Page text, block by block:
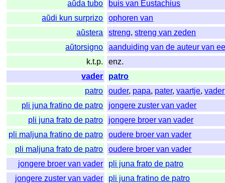
aŭda tubo
buis van Eustachius
aŭdi kun surprizo
ophoren van
aŭstera
streng,streng van zeden
aŭtorsigno
aanduiding van de auteur van
k.t.p.
enz.
vader
patro
patro
ouder, papa, pater,vaartje,vader
pli juna fratino de patro
jongere zuster van vader
pli juna frato de patro
jongere broer van vader
pli maljuna fratino de patro
oudere broer van vader
pli maljuna frato de patro
oudere broer van vader
jongere broer van vader
pli juna frato de patro
jongere zuster van vader
pli juna fratino de patro